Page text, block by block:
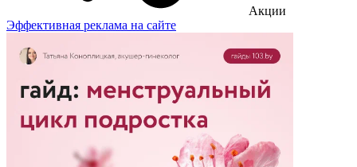
Акции
Эффективная реклама на сайте